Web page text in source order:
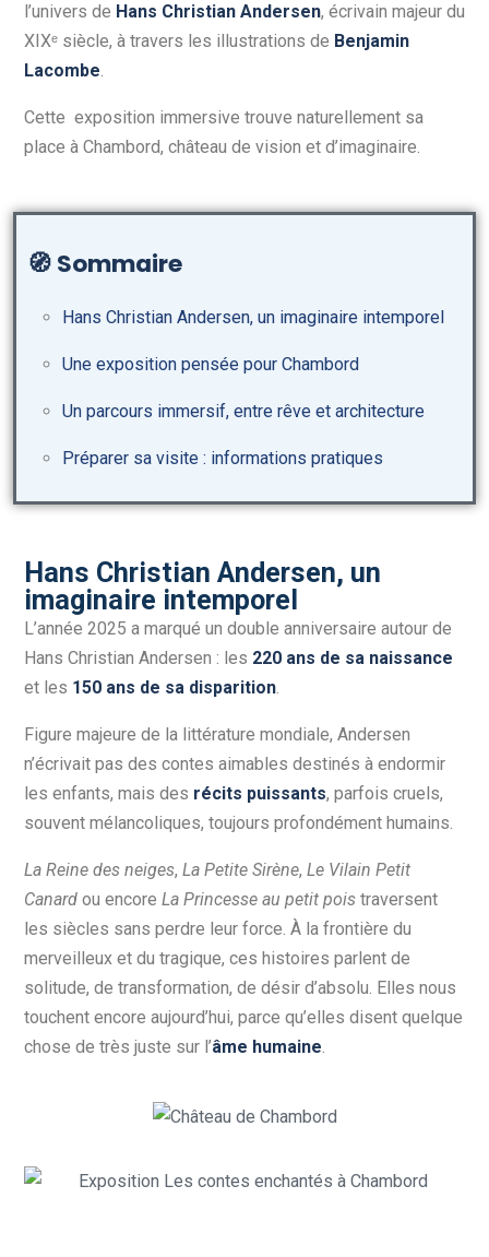
l’univers de Hans Christian Andersen, écrivain majeur du
XIXᵉ siècle, à travers les illustrations de Benjamin
Lacombe.
Cette exposition immersive trouve naturellement sa
place à Chambord, château de vision et d’imaginaire.
🧭Sommaire
Hans Christian Andersen, un imaginaire intemporel
Une exposition pensée pour Chambord
Un parcours immersif, entre rêve et architecture
Préparer sa visite : informations pratiques
Hans Christian Andersen, un
imaginaire intemporel
L’année 2025 a marqué un double anniversaire autour de
Hans Christian Andersen : les 220 ans de sa naissance
et les 150 ans de sa disparition.
Figure majeure de la littérature mondiale, Andersen
n’écrivait pas des contes aimables destinés à endormir
les enfants, mais des récits puissants, parfois cruels,
souvent mélancoliques, toujours profondément humains.
La Reine des neiges, La Petite Sirène, Le Vilain Petit
Canard ou encore La Princesse au petit pois traversent
les siècles sans perdre leur force. À la frontière du
merveilleux et du tragique, ces histoires parlent de
solitude, de transformation, de désir d’absolu. Elles nous
touchent encore aujourd’hui, parce qu’elles disent quelque
chose de très juste sur l’âme humaine.